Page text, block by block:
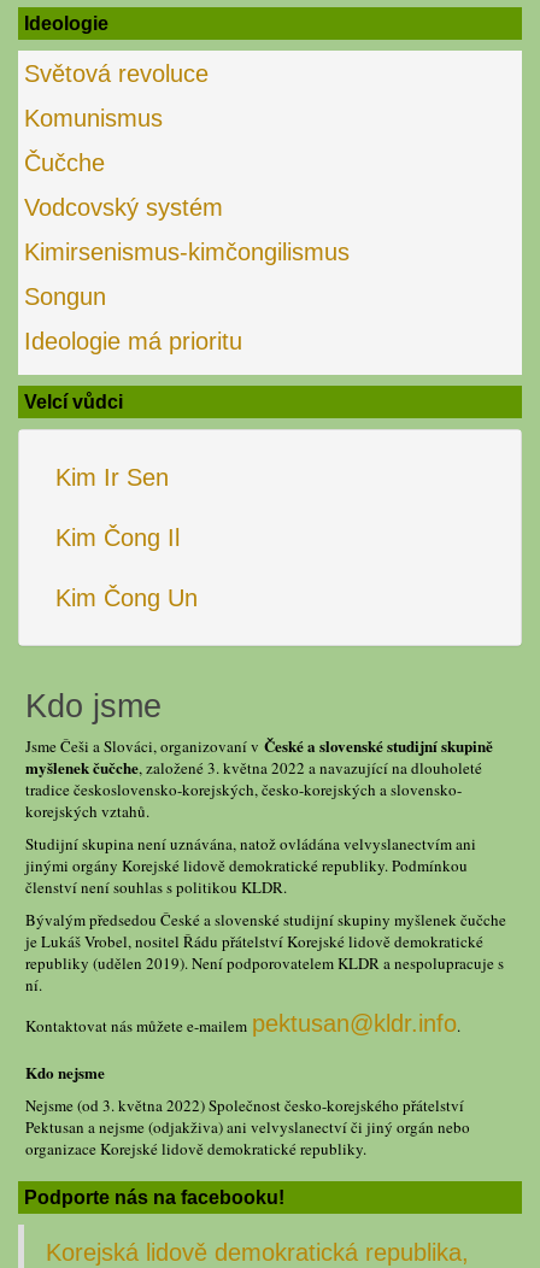
for:
Ideologie
Světová revoluce
Komunismus
Čučche
Vodcovský systém
Kimirsenismus-kimčongilismus
Songun
Ideologie má prioritu
Velcí vůdci
Kim Ir Sen
Kim Čong Il
Kim Čong Un
Kdo jsme
Jsme Češi a Slováci, organizovaní v České a slovenské studijní skupině
myšlenek čučche, založené 3. května 2022 a navazující na dlouholeté
tradice československo-korejských, česko-korejských a slovensko-
korejských vztahů.
Studijní skupina není uznávána, natož ovládána velvyslanectvím ani
jinými orgány Korejské lidově demokratické republiky. Podmínkou
členství není souhlas s politikou KLDR.
Bývalým předsedou České a slovenské studijní skupiny myšlenek čučche
je Lukáš Vrobel, nositel Řádu přátelství Korejské lidově demokratické
republiky (udělen 2019). Není podporovatelem KLDR a nespolupracuje s
ní.
Kontaktovat nás můžete e-mailem pektusan@kldr.info.
Kdo nejsme
Nejsme (od 3. května 2022) Společnost česko-korejského přátelství
Pektusan a nejsme (odjakživa) ani velvyslanectví či jiný orgán nebo
organizace Korejské lidově demokratické republiky.
Podporte nás na facebooku!
Korejská lidově demokratická republika,